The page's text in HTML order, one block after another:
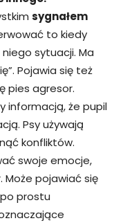
sygnałem
to kiedy
sytuacji. Ma
Pojawia się też
pies agresor.
informacją, że pupil
Psy używają
konfliktów.
swoje emocje,
Może pojawiać się
prostu